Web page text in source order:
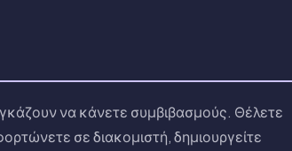
να κάνετε συμβιβασμούς. Θέλετε
σε διακομιστή, δημιουργείτε